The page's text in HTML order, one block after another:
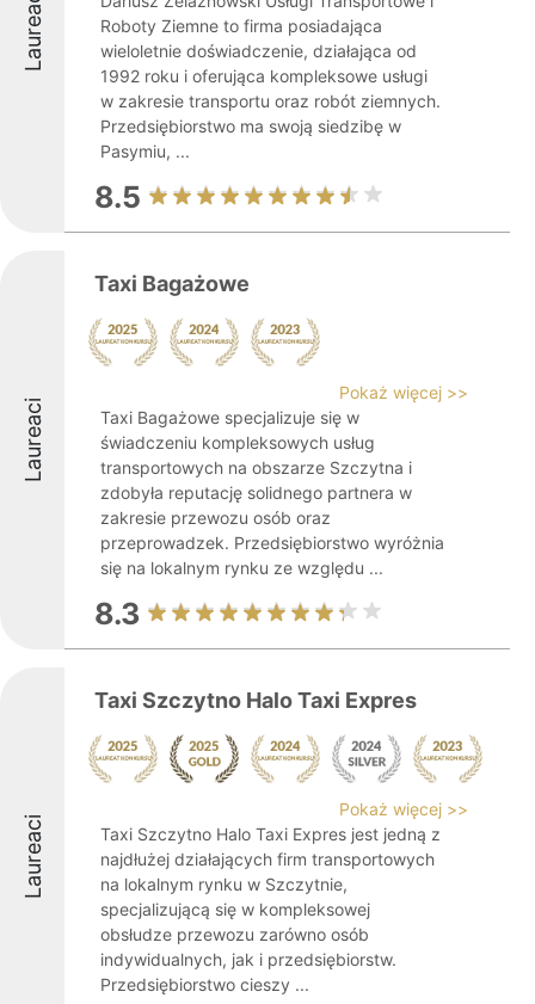
Laureaci
Roboty Ziemne to firma posiadająca
wieloletnie doświadczenie, działająca od
1992 roku i oferująca kompleksowe usługi
w zakresie transportu oraz robót ziemnych.
Przedsiębiorstwo ma swoją siedzibę w
Pasymiu, ...
8.5
Laureaci
Taxi Bagażowe
Pokaż więcej >>
Taxi Bagażowe specjalizuje się w
świadczeniu kompleksowych usług
transportowych na obszarze Szczytna i
zdobyła reputację solidnego partnera w
zakresie przewozu osób oraz
przeprowadzek. Przedsiębiorstwo wyróżnia
się na lokalnym rynku ze względu ...
8.3
Laureaci
Taxi Szczytno Halo Taxi Expres
Pokaż więcej >>
Taxi Szczytno Halo Taxi Expres jest jedną z
najdłużej działających firm transportowych
na lokalnym rynku w Szczytnie,
specjalizującą się w kompleksowej
obsłudze przewozu zarówno osób
indywidualnych, jak i przedsiębiorstw.
Przedsiębiorstwo cieszy ...